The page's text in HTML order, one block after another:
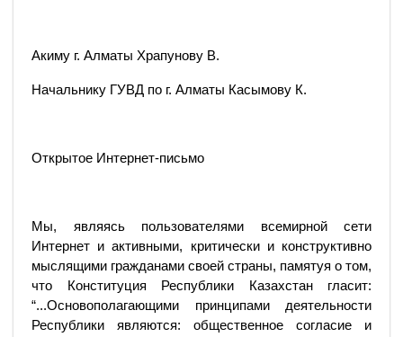
Акиму г. Алматы Храпунову В.
Начальнику ГУВД по г. Алматы Касымову К.
Открытое Интернет-письмо
Мы, являясь пользователями всемирной сети
Интернет и активными, критически и конструктивно
мыслящими гражданами своей страны, памятуя о том,
что Конституция Республики Казахстан гласит:
“...Основополагающими принципами деятельности
Республики являются: общественное согласие и